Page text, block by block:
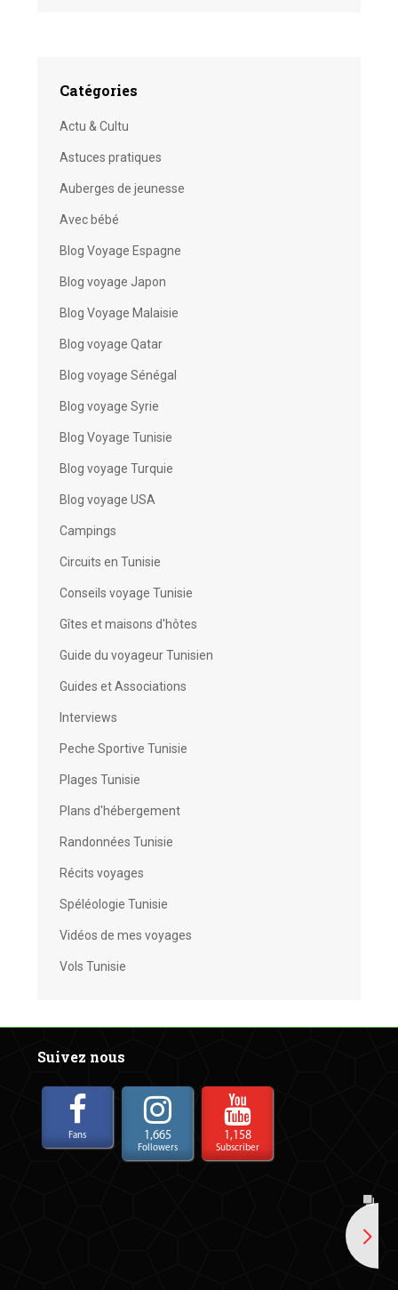
Catégories
Actu & Cultu
Astuces pratiques
Auberges de jeunesse
Avec bébé
Blog Voyage Espagne
Blog voyage Japon
Blog Voyage Malaisie
Blog voyage Qatar
Blog voyage Sénégal
Blog voyage Syrie
Blog Voyage Tunisie
Blog voyage Turquie
Blog voyage USA
Campings
Circuits en Tunisie
Conseils voyage Tunisie
Gîtes et maisons d'hôtes
Guide du voyageur Tunisien
Guides et Associations
Interviews
Peche Sportive Tunisie
Plages Tunisie
Plans d'hébergement
Randonnées Tunisie
Récits voyages
Spéléologie Tunisie
Vidéos de mes voyages
Vols Tunisie
Suivez nous
Fans 1,665
Followers
1,158
Subscriber